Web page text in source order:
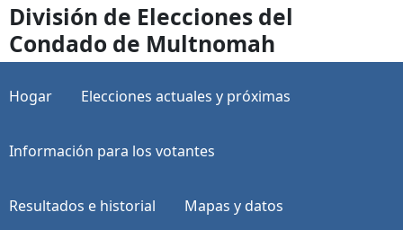
División de Elecciones del
Condado de Multnomah
Hogar Elecciones actuales y próximas
Información para los votantes
Resultados e historial Mapas y datos